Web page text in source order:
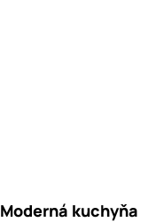
Moderná kuchyňa